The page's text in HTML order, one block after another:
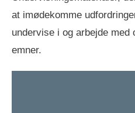
at imødekomme
undervise i og arbejde
emner.